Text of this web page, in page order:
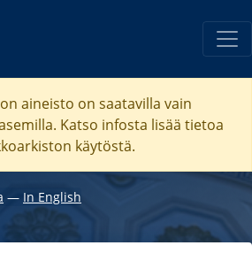
aineisto on saatavilla vain
Katso infosta lisää tietoa
käytöstä.
― In English